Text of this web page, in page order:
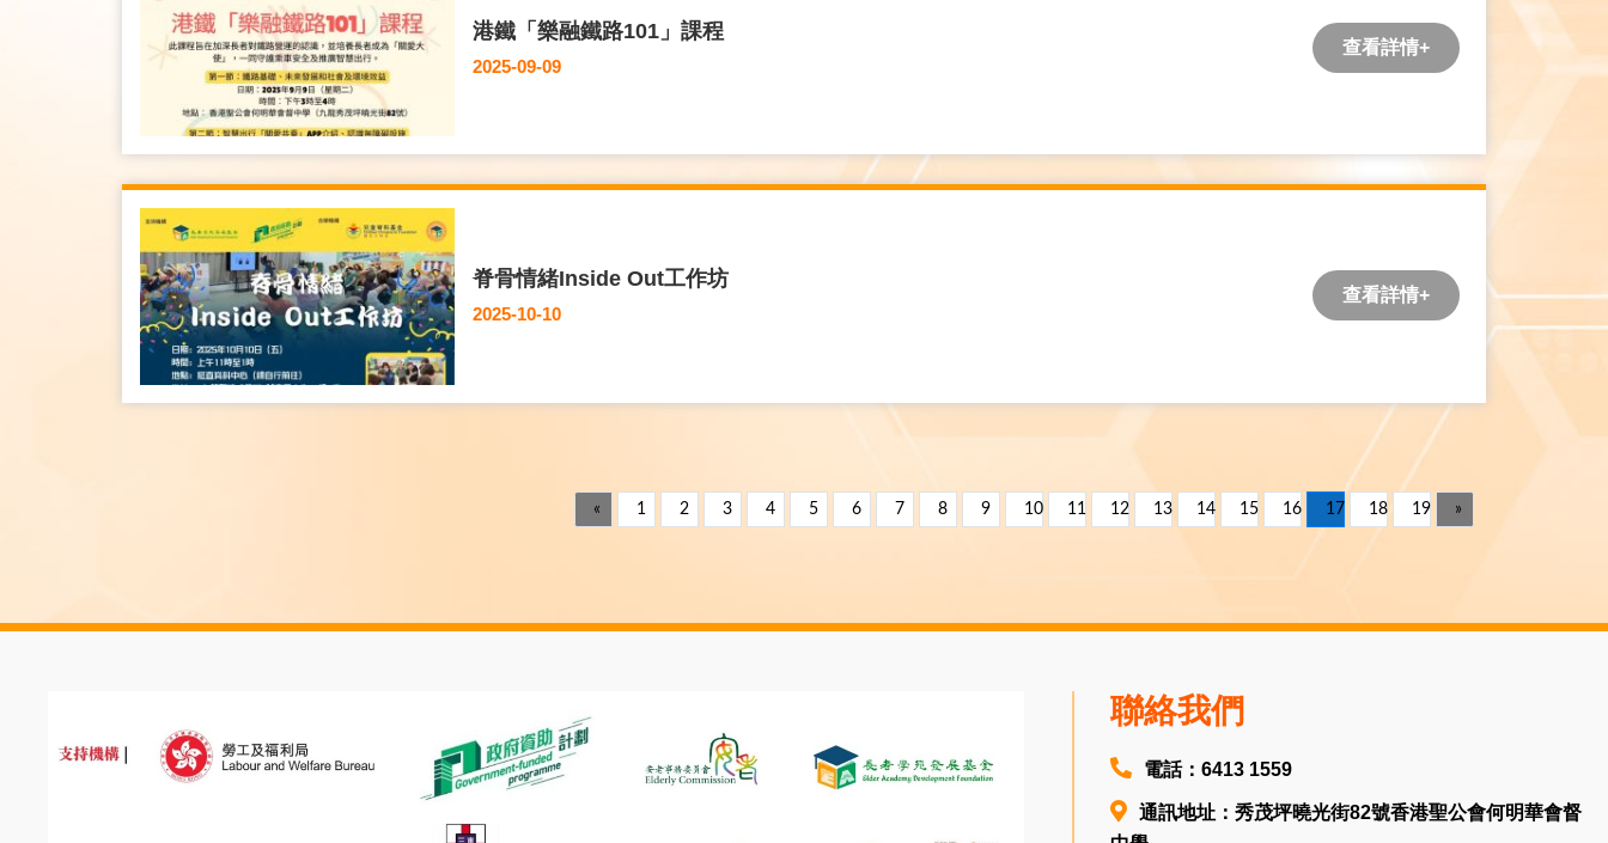
港鐵「樂融鐵路101」課程
2025-09-09
查看詳情+
脊骨情緒Inside Out工作坊
2025-10-10
查看詳情+
« 1 2 3 4 5 6 7 8 9 10 11 12 13 14 15 16 17 18 19 »
聯絡我們
電話：6413 1559
通訊地址：秀茂坪曉光街82號香港聖公會何明華會督